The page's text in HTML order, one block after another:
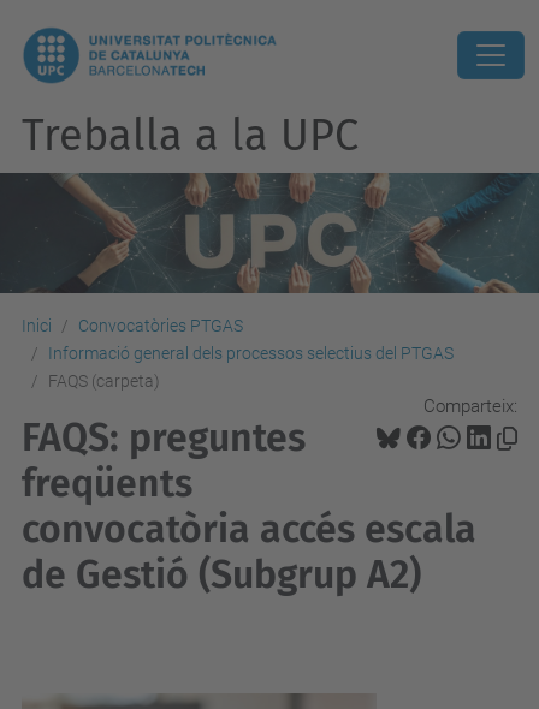
Treballa a la UPC
Inici
Convocatòries PTGAS
Informació general dels processos selectius del PTGAS
FAQS (carpeta)
Comparteix:
FAQS: preguntes
freqüents
convocatòria accés escala
de Gestió (Subgrup A2)